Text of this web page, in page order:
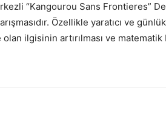
“Kangourou Sans Frontieres”
Özellikle yaratıcı ve
ilgisinin artırılması ve